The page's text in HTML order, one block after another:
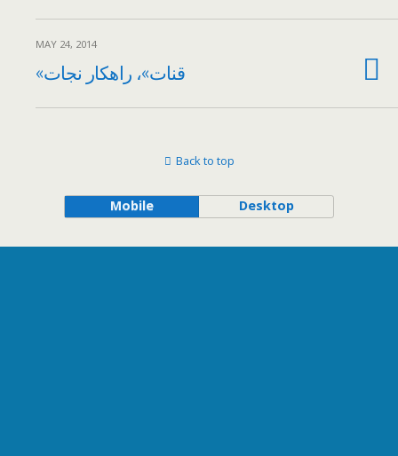
MAY 24, 2014
«قنات»، راهکار نجات
Back to top
Mobile Desktop